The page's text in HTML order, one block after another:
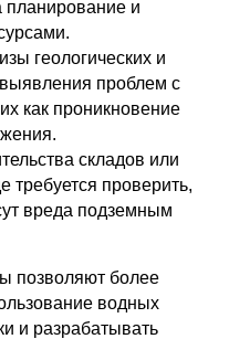
планирование и
геологических и
проблем с
как проникновение
складов или
требуется проверить,
вреда подземным
позволяют более
водных
и разрабатывать